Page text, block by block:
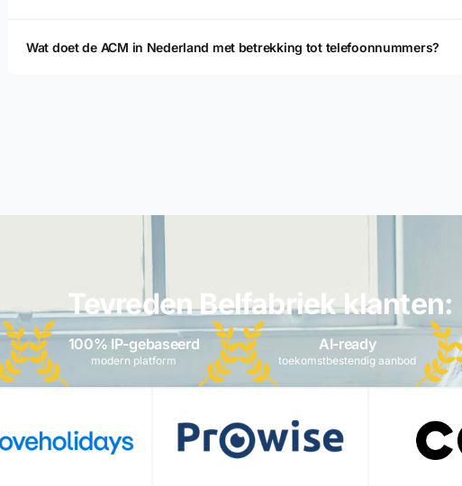
Wat doet de ACM in Nederland met betrekking tot telefoonnummers?
Tevreden Belfabriek klanten:
100% IP-gebaseerd
modern platform
AI-ready
toekomstbestendig aanbod